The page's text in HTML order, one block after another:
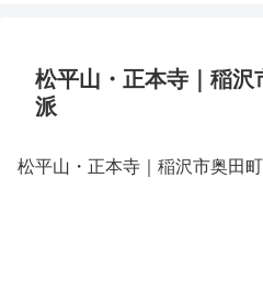
松平山・正本寺｜稲沢
派
松平山・正本寺｜稲沢市奥田